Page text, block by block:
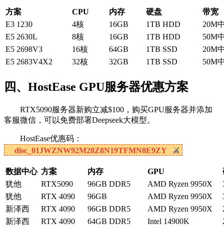
方案 CPU 内存 硬盘
带宽
E3 1230
4核 16GB 1TB HDD
20M
E5 2630L
8核 16GB 1TB HDD
50M
E5 2698V3
16核 64GB 1TB SSD
20M
E5 2683V4X2
32核 32GB 1TB SSD 50M
四、HostEase GPU服务器优惠方案
RTX5090服务器新购立减$100，购买GPU服务器并添加
客服微信，可以免费部署Deepseek大模型。
HostEase优惠码：
disc_01JWZNW92M28Z8N19TFMN8E9ZY
数据中心 方案 内存 GPU
犹他
RTX5090 96GB DDR5 AMD Ryzen 9950X
犹他
RTX 4090 96GB AMD Ryzen 9950X
新泽西
RTX 4090 96GB DDR5 AMD Ryzen 9950X
新泽西
RTX 4090 64GB DDR5 Intel 14900K